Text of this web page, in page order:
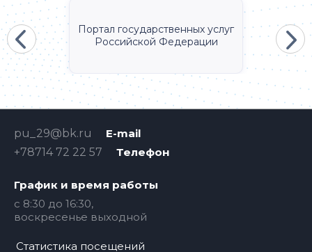
Портал государственных услуг
Российской Федерации
E-mail
pu_29@bk.ru
Телефон
+78714 72 22 57
График и время работы
c 8:30 до 16:30,
воскресенье выходной
Статистика посещений